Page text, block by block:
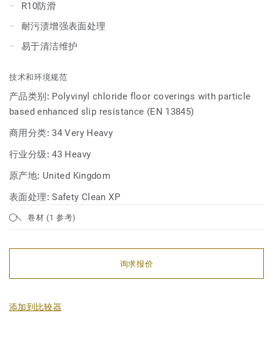
R10防滑
耐污渍增强表面处理
易于清洁维护
技术和环境规范
产品类别: Polyvinyl chloride floor coverings with particle
based enhanced slip resistance (EN 13845)
商用分类:34 Very Heavy
行业分级:43 Heavy
原产地: United Kingdom
表面处理:Safety Clean XP
卷材 (1 参考)
询求报价
添加到比较器